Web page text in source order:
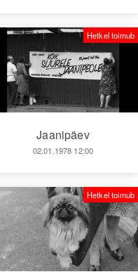
Jaanipäev
02.01.1978 12:00
Hetkel toimub
Hetkel toimub